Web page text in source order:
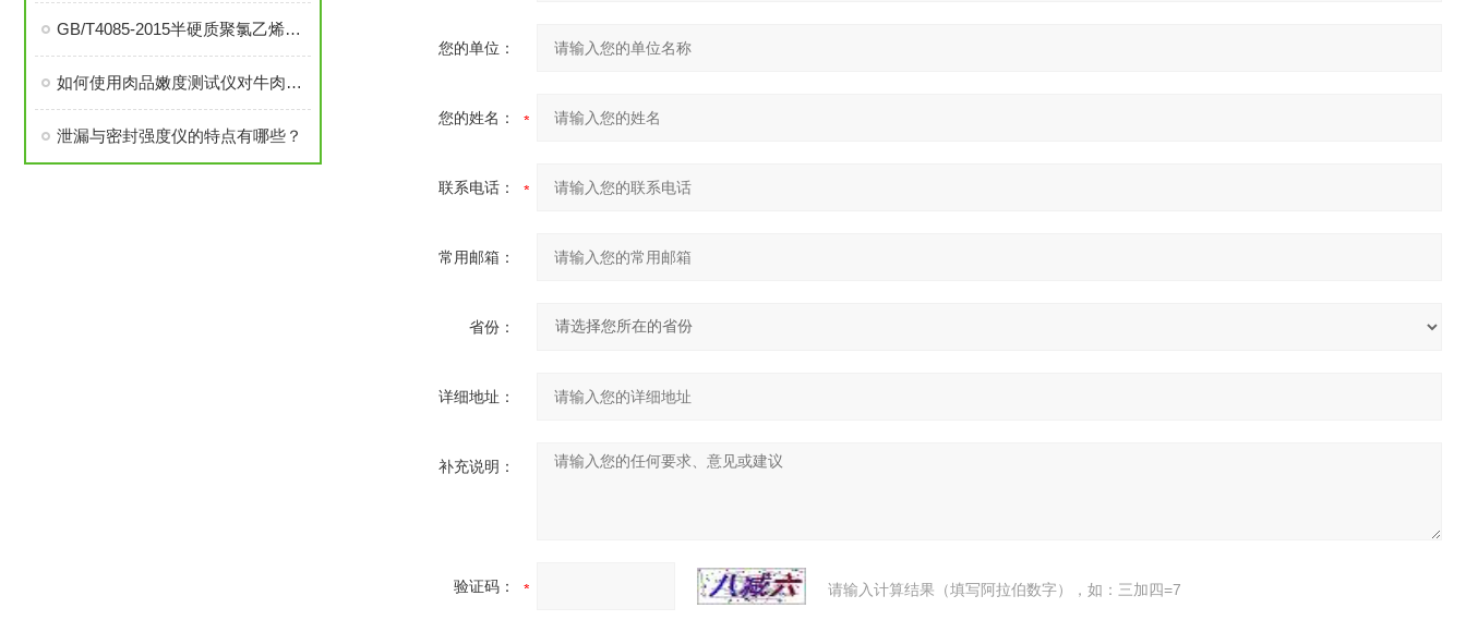
您的单位：
您的姓名：
联系电话：
常用邮箱：
省份：
详细地址：
补充说明：
验证码： 请输入计算结果（填写阿拉伯数字），如：三加四=7
GB/T4085-2015半硬质聚氯乙烯块状地板测试项目与仪器一览
如何使用肉品嫩度测试仪对牛肉进行嫩度测试？
泄漏与密封强度仪的特点有哪些？